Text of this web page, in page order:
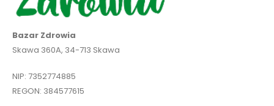
Bazar Zdrowia
Skawa 360A, 34-713 Skawa
NIP: 7352774885
REGON: 384577615